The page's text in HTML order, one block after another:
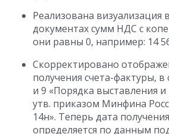
Реализована визуализация
документах сумм НДС с
они равны 0, например: 14
Скорректировано
получения счета-фактуры, в
и 9 «Порядка выставления
утв. приказом Минфина
14н». Теперь дата
определяется по данным